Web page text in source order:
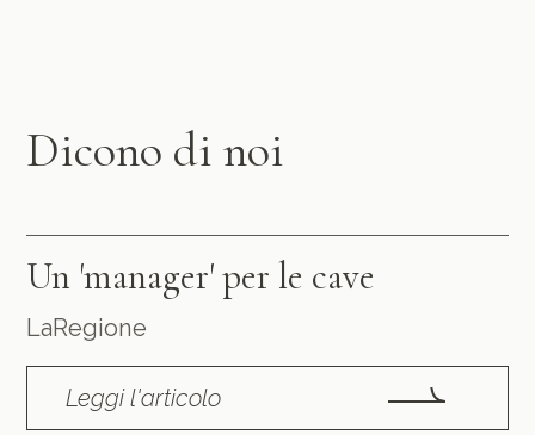
Dicono di noi
Un 'manager' per le cave
LaRegione
Leggi l'articolo